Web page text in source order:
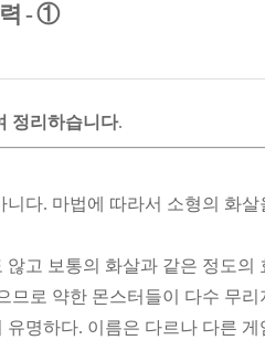
력 - ①
정리하습니다.
다. 마법에 따라서 소형의 화
고 보통의 화살과 같은 정도
므로 약한 몬스터들이 다수 무
명하다. 이름은 다르나 다른